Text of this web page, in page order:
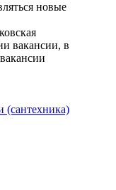
новые
вакансии, в
(сантехника)